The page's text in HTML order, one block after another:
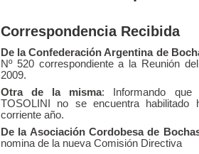
Correspondencia Recibida
De la Confederación Argentina de
Nº 520 correspondiente a la Reunión
2009.
Otra de la misma: Informando que
TOSOLINI no se encuentra
corriente año.
De la Asociación Cordobesa de
nomina de la nueva Comisión Directiva